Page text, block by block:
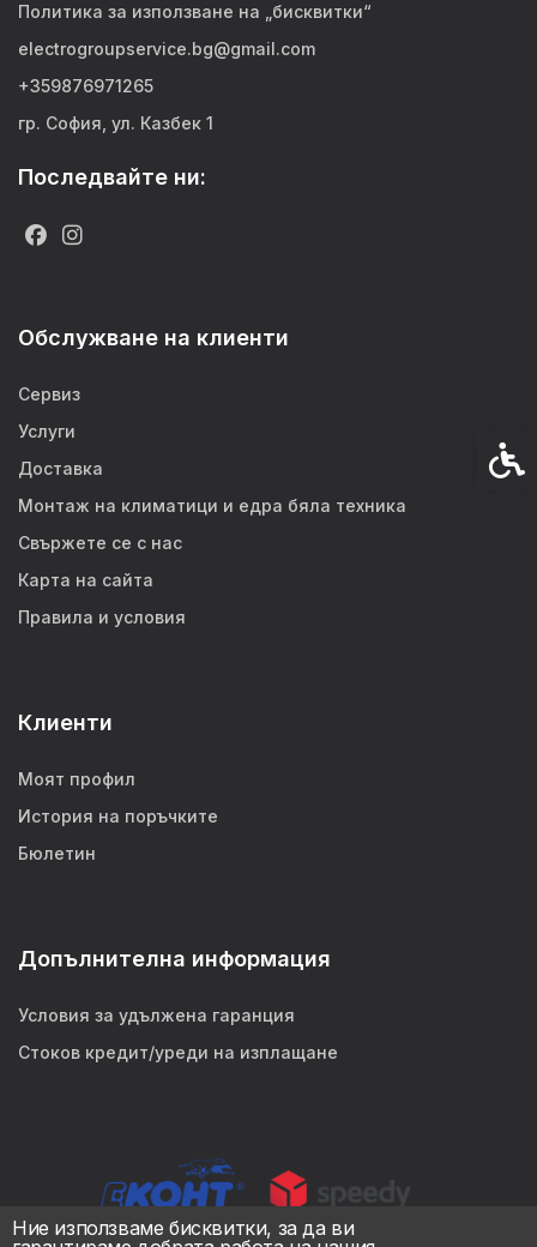
Ние използваме бисквитки, за да ви
Политика за използване на „бисквитки“
electrogroupservice.bg@gmail.com
+359876971265
гр. София, ул. Казбек 1
Последвайте ни:
Обслужване на клиенти
Сервиз
Услуги
Доставка
Монтаж на климатици и едра бяла техника
Свържете се с нас
Карта на сайта
Правила и условия
Клиенти
Моят профил
История на поръчките
Бюлетин
Допълнителна информация
Условия за удължена гаранция
Стоков кредит/уреди на изплащане